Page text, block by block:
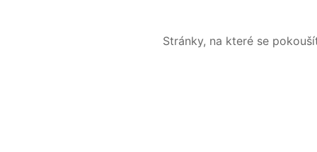
Stránky, na které se